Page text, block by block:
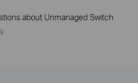
about Unmanaged Switch